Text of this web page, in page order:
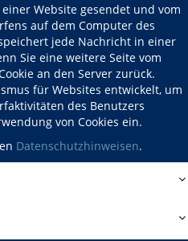
Website gesendet und vom
auf dem Computer des
jede Nachricht in einer
Sie eine weitere Seite vom
an den Server zurück.
für Websites entwickelt, um
des Benutzers
von Cookies ein.
Datenschutzhinweisen.
+ 3€ Eintritt. Vor
beachten Sie,
Ort
94556
Böhmstraße 43
94556
Kursdetails drucken